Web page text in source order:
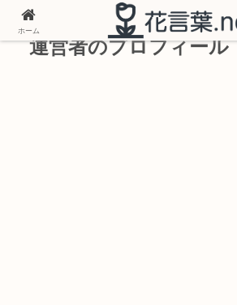
運営者のプロフィール
ホーム